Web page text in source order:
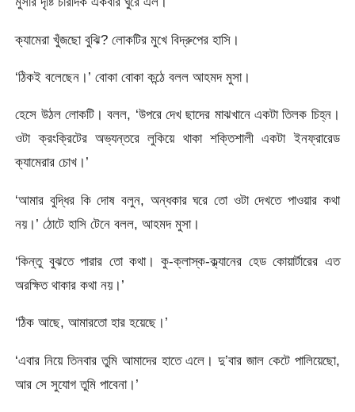
ক্যামেরা খুঁজছো বুঝি? লোকটির মুখে বিদ্রুপের হাসি।
‘ঠিকই বলেছেন।’ বোকা বোকা কন্ঠে বলল আহমদ মুসা।
হেসে উঠল লোকটি। বলল, ‘উপরে দেখ ছাদের মাঝখানে একটা তিলক চিহ্ন।
ওটা ক্রংক্রিটের অভ্যন্তরে লুকিয়ে থাকা শক্তিশালী একটা ইনফ্রারেড
ক্যামেরার চোখ।’
‘আমার বুদ্ধির কি দোষ বলুন, অন্ধকার ঘরে তো ওটা দেখতে পাওয়ার কথা
নয়।’ ঠোটে হাসি টেনে বলল, আহমদ মুসা।
‘কিন্তু বুঝতে পারার তো কথা। কু-ক্লাস্ক-ক্ল্যানের হেড কোয়ার্টারের এত
অরক্ষিত থাকার কথা নয়।’
‘ঠিক আছে, আমারতো হার হয়েছে।’
‘এবার নিয়ে তিনবার তুমি আমাদের হাতে এলে। দু’বার জাল কেটে পালিয়েছো,
আর সে সুযোগ তুমি পাবেনা।’